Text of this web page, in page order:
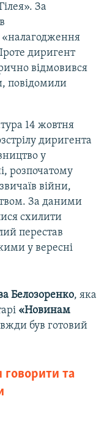
За
«налагодження
диригент
відмовився
повідомили
14 жовтня
диригента
у
розпочатому
війни,
За даними
схилити
перестав
у вересні
Белозоренко, яка
«Новинам
був готовий
говорити та